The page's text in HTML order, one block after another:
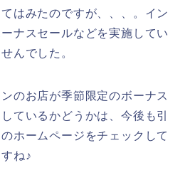
はみたのですが、、、。イン
ナスセールなどを実施してい
んでした。
のお店が季節限定のボーナス
ているかどうかは、今後も引
ホームページをチェックして
ね♪